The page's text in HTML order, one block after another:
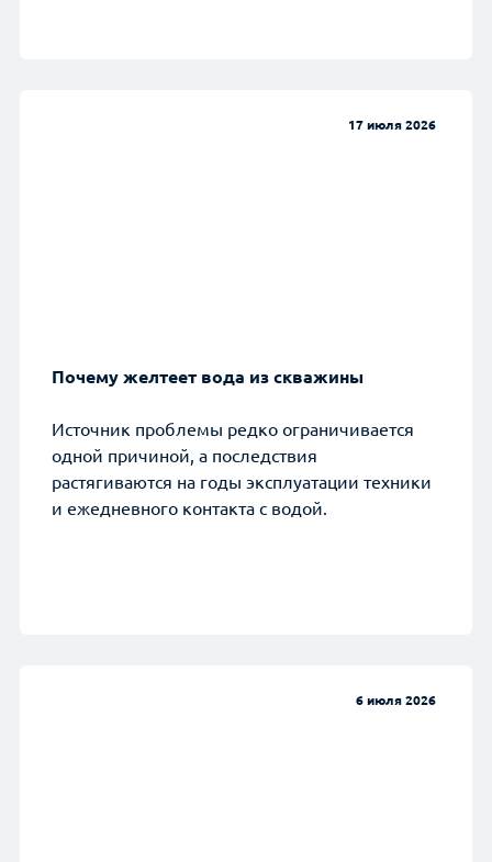
17 июля 2026
Почему желтеет вода из скважины
Источник проблемы редко ограничивается
одной причиной, а последствия
растягиваются на годы эксплуатации техники
и ежедневного контакта с водой.
6 июля 2026